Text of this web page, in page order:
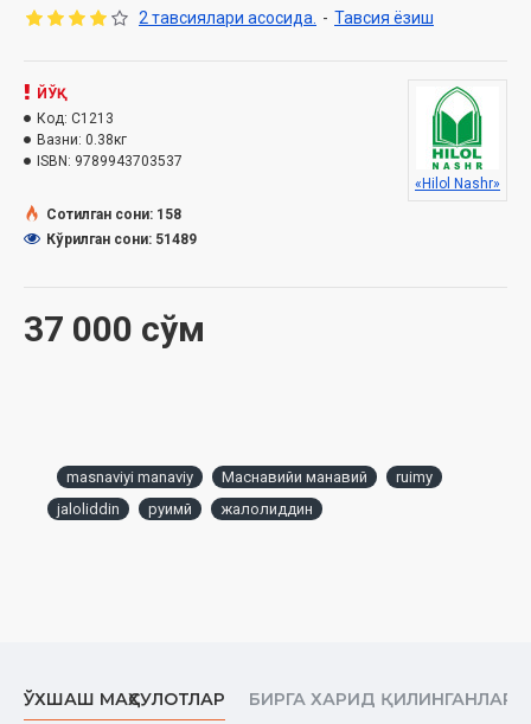
Ўлчами: 60×90 1/16
Ўзбекистон Республикаси Вазирлар Маҳкамаси ҳузуридаги
Дин ишлари бўйича қўмитанинг 2020 йилдаги 2907-сонли
хулосаси асосида тайёрланди.
2 тавсиялари асосида. - Тавсия ёзиш
37 000 сўм
ЙЎҚ
Код: C1213
Вазни: 0.38кг
ISBN: 9789943703537
«Hilol Nashr»
Сотилган сони: 158
Кўрилган сони: 51489
masnaviyi manaviy Маснавийи манавий
ruimy
jaloliddin
руимй жалолиддин
ЎХШАШ МАҲСУЛОТЛАР БИРГА ХАРИД ҚИЛИНГАНЛАР